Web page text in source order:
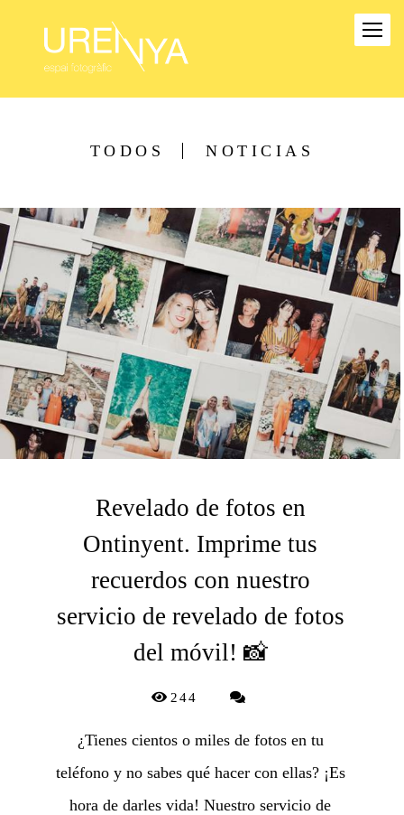
TODOS NOTICIAS
Revelado de fotos en
Ontinyent. Imprime tus
recuerdos con nuestro
servicio de revelado de fotos
del móvil! 📸
244
¿Tienes cientos o miles de fotos en tu
teléfono y no sabes qué hacer con ellas? ¡Es
hora de darles vida! Nuestro servicio de